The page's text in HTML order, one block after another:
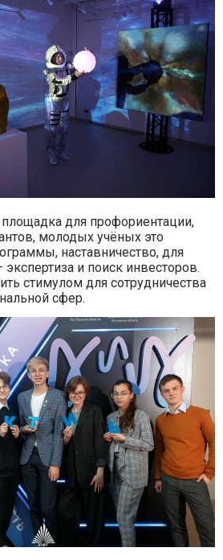
для профориентации,
молодых учёных это
наставничество, для
экспертиза и поиск инвесторов.
стимулом для сотрудничества
сфер.